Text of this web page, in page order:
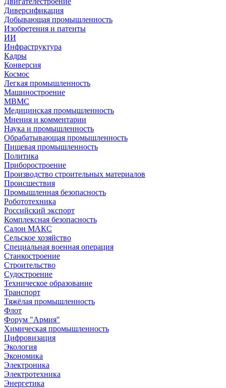
Диверсификация
Добывающая промышленность
Изобретения и патенты
ИИ
Инфраструктура
Кадры
Конверсия
Космос
Легкая промышленность
Машиностроение
МВМС
Медицинская промышленность
Мнения и комментарии
Наука и промышленность
Обрабатывающая промышленность
Пищевая промышленность
Политика
Приборостроение
Производство строительных материалов
Происшествия
Промышленная безопасность
Робототехника
Российский экспорт
Комплексная безопасность
Салон МАКС
Сельское хозяйство
Специальная военная операция
Станкостроение
Строительство
Судостроение
Техническое образование
Транспорт
Тяжёлая промышленность
Флот
Форум "Армия"
Химическая промышленность
Цифровизация
Экология
Экономика
Электроника
Электротехника
Энергетика